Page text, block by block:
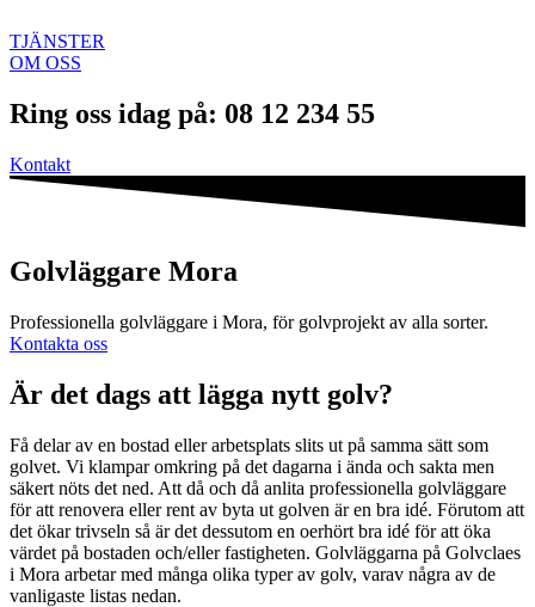
TJÄNSTER
OM OSS
Ring oss idag på: 08 12 234 55
Kontakt
Golvläggare Mora
Professionella golvläggare i Mora, för golvprojekt av alla sorter.
Kontakta oss
Är det dags att lägga nytt golv?
Få delar av en bostad eller arbetsplats slits ut på samma sätt som
golvet. Vi klampar omkring på det dagarna i ända och sakta men
säkert nöts det ned. Att då och då anlita professionella golvläggare
för att renovera eller rent av byta ut golven är en bra idé. Förutom att
det ökar trivseln så är det dessutom en oerhört bra idé för att öka
värdet på bostaden och/eller fastigheten. Golvläggarna på Golvclaes
i Mora arbetar med många olika typer av golv, varav några av de
vanligaste listas nedan.